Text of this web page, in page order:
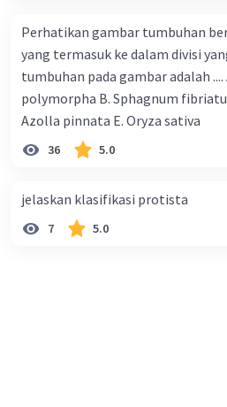
Perhatikan gambar tumbuhan
yang termasuk ke dalam divisi
tumbuhan pada gambar adalah
polymorpha B. Sphagnum
Azolla pinnata E. Oryza sativa
36 5.0
jelaskan klasifikasi protista
7 5.0